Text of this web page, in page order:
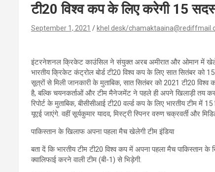
टी20 विश्व कप के लिए करेगी 15
September 1, 2021 khel desk/
इंटरनेशनल क्रिकेट काउंसिल ने संयुक्त अरब अमीरात और ओमान में खेले
भारतीय क्रिकेट कंट्रोल बोर्ड टी20 विश्व कप के लिए सात सितंबर को
सूत्रों से मिली जानकारी के मुताबिक, सात सितंबर को 2021 टी20
है, बल्कि चयनकर्ताओं और टीम मैनेजमेंट ने पहले ही अपने खिलाड़ी तय
रिपोर्ट के मुताबिक, बीसीसीआई टी20 वर्ल्ड कप के लिए भारतीय टीम में
यूएई जाएंगे. वहीं सूर्यकुमार यादव, मिस्ट्री स्पिनर वरुण चक्रवर्ती और
पाकिस्तान के खिलाफ अपना पहला मैच खेलेगी टीम इंडिया
बता दें कि भारतीय टीम टी20 विश्व कप में अपना पहला मैच
क्वालिफाई करने वाली टीम (बी-1) से भिड़ेगी.